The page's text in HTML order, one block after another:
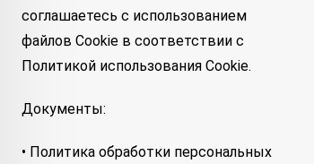
соглашаетесь с использованием
файлов Cookie в соответствии с
Политикой использования Cookie.
Документы:
• Политика обработки персональных